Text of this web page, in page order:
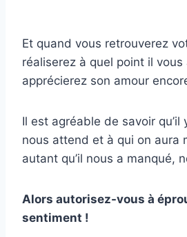
Et quand vous retrouverez
réaliserez à quel point il
apprécierez son amour
Il est agréable de savoir qu’il
nous attend et à qui on aura
autant qu’il nous a manqué,
Alors autorisez-vous à
sentiment !